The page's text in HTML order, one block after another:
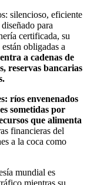
silencioso, eficiente
para
certificada, su
obligadas a
a cadenas de
reservas bancarias
ríos envenenados
sometidas por
que alimenta
financieras del
a la coca como
mundial es
mientras su